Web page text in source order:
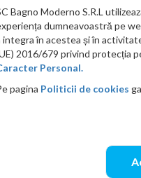
Bagno Moderno S.R.L
dumneavoastră pe
integra în acestea și în
2016/679 privind protecția
Personal.
pagina Politicii de cookies